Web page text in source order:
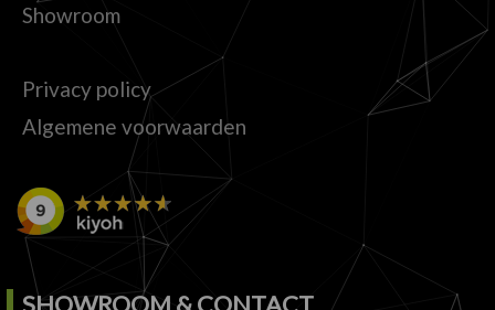
Showroom
Privacy policy
Algemene voorwaarden